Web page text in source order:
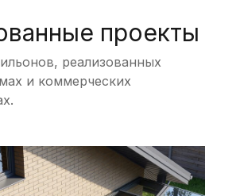
проекты
реализованных
и коммерческих